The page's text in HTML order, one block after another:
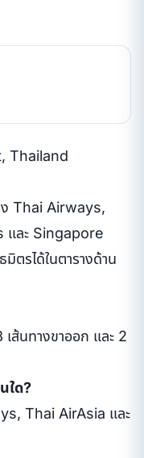
Thailand
ง Thai Airways,
และ Singapore
ตรได้ในตารางด้าน
ส้นทางขาออก และ 2
ใด?
Thai AirAsia และ